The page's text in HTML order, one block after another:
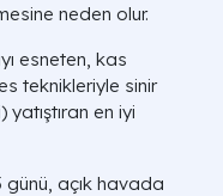
neden olur.
esneten, kas
teknikleriyle sinir
en iyi
günü, açık havada